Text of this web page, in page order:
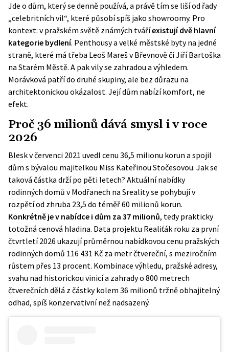
Jde o dům, který se denně používá, a právě tím se liší od řady
„celebritních vil“, které působí spíš jako showroomy. Pro
kontext: v pražském světě známých tváříexistují dvě hlavní
kategorie bydlení. Penthousy a velké městské byty na jedné
straně, které má třeba Leoš Mareš v Břevnově či Jiří Bartoška
na Starém Městě. A pak vily se zahradou a výhledem.
Morávková patří do druhé skupiny, ale bez důrazu na
architektonickou okázalost. Její dům nabízí komfort, ne
efekt.
Proč 36 milionů dává smysl i v roce
2026
Blesk v červenci 2021 uvedl cenu 36,5 milionu korun a spojil
dům s bývalou majitelkou Miss Kateřinou Stočesovou. Jak se
taková částka drží po pěti letech? Aktuální nabídky
rodinných domů v Modřanech na Sreality se pohybují v
rozpětí od zhruba 23,5 do téměř 60 milionů korun.
Konkrétně je v nabídce i dům za 37 milionů, tedy prakticky
totožná cenová hladina. Data projektu Realiťák roku za první
čtvrtletí 2026 ukazují průměrnou nabídkovou cenu pražských
rodinných domů 116 431 Kč za metr čtvereční, s meziročním
růstem přes 13 procent. Kombinace výhledu, pražské adresy,
svahu nad historickou vinicí a zahrady o 800 metrech
čtverečních dělá z částky kolem 36 milionů tržně obhajitelný
odhad, spíš konzervativní než nadsazený.